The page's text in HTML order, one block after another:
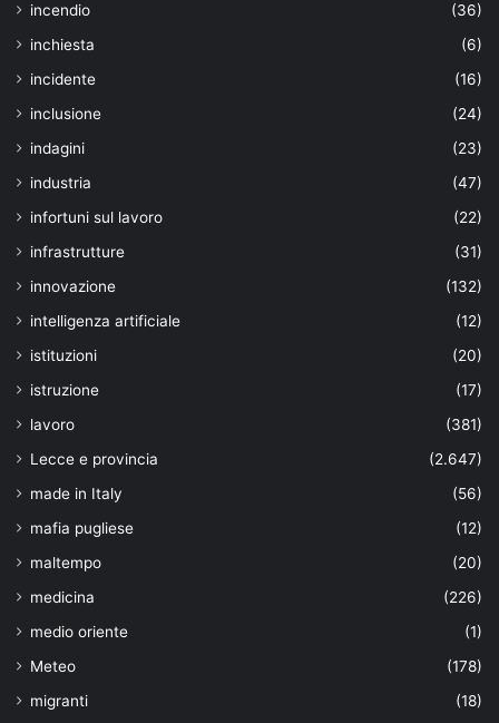
incendio
(36)
inchiesta
(6)
incidente
(16)
inclusione
(24)
indagini
(23)
industria
(47)
infortuni sul lavoro
(22)
infrastrutture
(31)
innovazione
(132)
intelligenza artificiale
(12)
istituzioni
(20)
istruzione
(17)
lavoro
(381)
Lecce e provincia
(2.647)
made in Italy
(56)
mafia pugliese
(12)
maltempo
(20)
medicina
(226)
medio oriente
(1)
Meteo
(178)
migranti
(18)